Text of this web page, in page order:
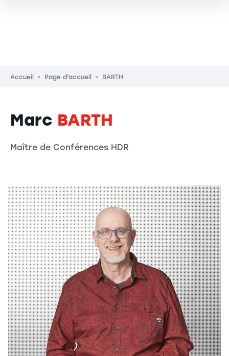
Fil d'Ariane
Accueil Page d'accueil BARTH
Marc BARTH
Maître de Conférences HDR